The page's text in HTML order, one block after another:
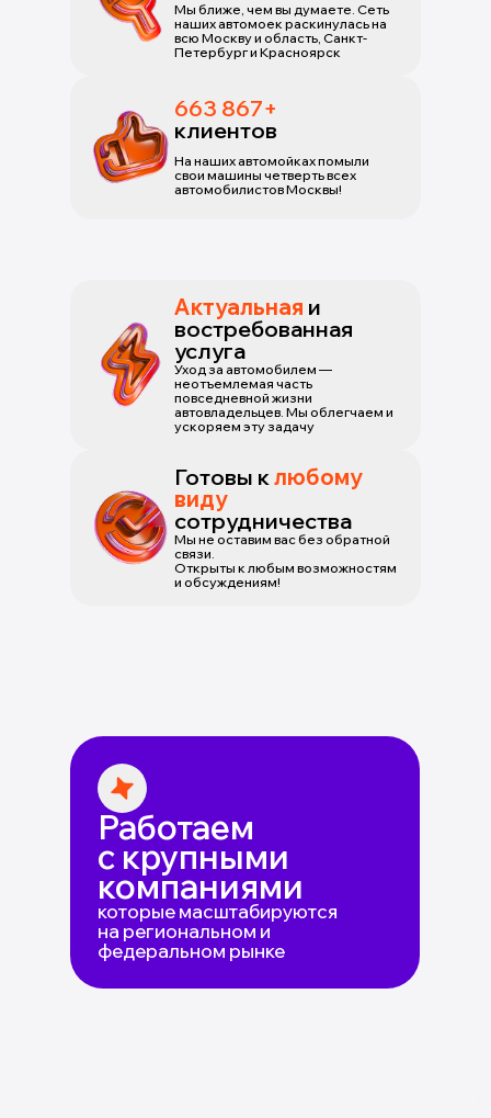
Мы ближе, чем вы думаете. Сеть
наших автомоек раскинулась на
всю Москву и область, Санкт-
Петербург и Красноярск
663 867+
клиентов
На наших автомойках помыли
свои машины четверть всех
автомобилистов Москвы!
Актуальная и
востребованная
услуга
Уход за автомобилем —
неотъемлемая часть
повседневной жизни
автовладельцев. Мы облегчаем и
ускоряем эту задачу
Готовы клюбому
виду
сотрудничества
Мы не оставим вас без обратной
связи.
Открыты к любым возможностям
и обсуждениям!
Работаем
с крупными
компаниями
которые масштабируются
на региональном и
федеральном рынке